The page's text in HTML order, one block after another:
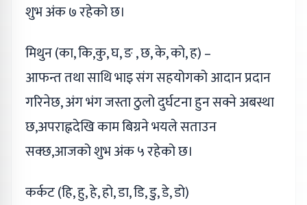
शुभ अंक ७ रहेको छ।
मिथुन (का, कि,कु, घ, ङ , छ, के, को, ह) –
आफन्त तथा साथि भाइ संग सहयोगको आदान प्रदान
गरिनेछ, अंग भंग जस्ता ठुलो दुर्घटना हुन सक्ने अबस्था
छ,अपराह्नदेखि काम बिग्रने भयले सताउन
सक्छ,आजको शुभ अंक ५ रहेको छ।
कर्कट (हि, हु, हे, हो, डा, डि, डु, डे, डो)